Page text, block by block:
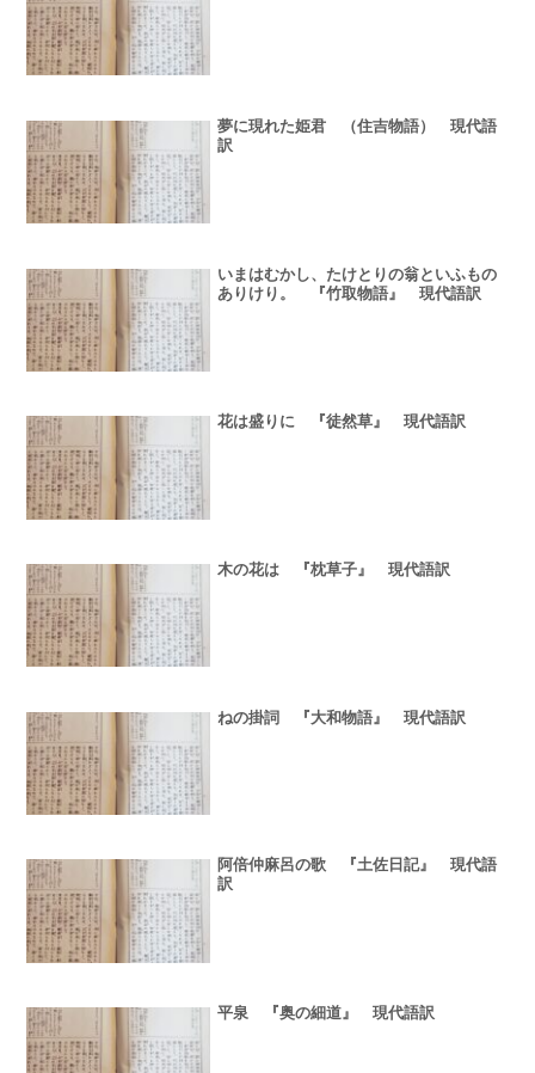
夢に現れた姫君 （住吉物語） 現代語
訳
いまはむかし、たけとりの翁といふもの
ありけり。 『竹取物語』 現代語訳
花は盛りに 『徒然草』 現代語訳
木の花は 『枕草子』 現代語訳
ねの掛詞 『大和物語』 現代語訳
阿倍仲麻呂の歌 『土佐日記』 現代語
訳
平泉 『奥の細道』 現代語訳